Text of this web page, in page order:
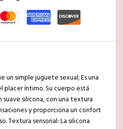
un simple juguete sexual; Es una
íntimo. Su cuerpo está
silicona, con una textura
y proporciona un confort
Textura sensorial: La silicona